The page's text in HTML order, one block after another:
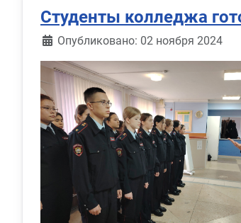
Студенты колледжа
Информация о материале
Опубликовано: 02 ноября 2024